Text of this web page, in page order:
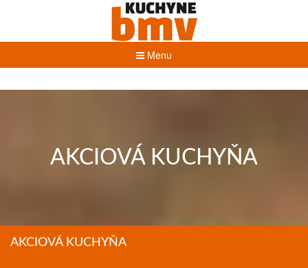
Menu
AKCIOVÁ KUCHYŇA
AKCIOVÁ KUCHYŇA